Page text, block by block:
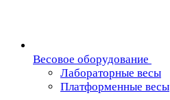
Весовое оборудование
Лабораторные весы
Платформенные весы